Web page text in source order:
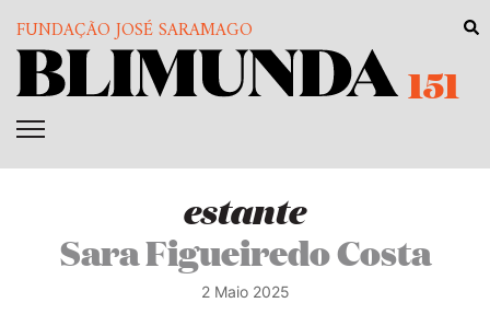
FUNDAÇÃO JOSÉ SARAMAGO
151
estante
Sara Figueiredo Costa
2 Maio 2025